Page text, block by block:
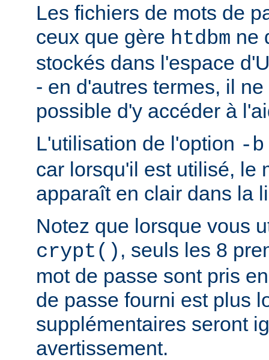
Les fichiers de mots de
ceux que gère htdbm ne
stockés dans l'espace
- en d'autres termes, il
possible d'y accéder à
L'utilisation de l'option -b
car lorsqu'il est utilisé, le
apparaît en clair dans la
Notez que lorsque vous
crypt() , seuls les 8
mot de passe sont pris
de passe fourni est plus
supplémentaires seront
avertissement.